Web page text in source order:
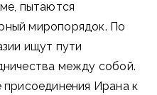
пытаются
миропорядок. По
ищут пути
между собой.
присоединения Ирана к